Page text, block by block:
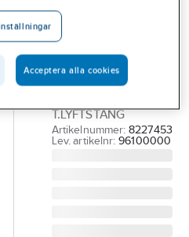
Förbindelseled
till lyftstång,
Hansgrohe
HANSGROHE
T.LYFTSTÅNG
Artikelnummer: 8227453
Lev. artikelnr: 96100000
Acceptera alla cookies